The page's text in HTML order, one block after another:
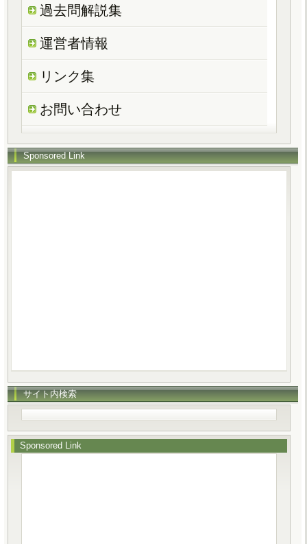
過去問解説集
運営者情報
リンク集
お問い合わせ
Sponsored Link
サイト内検索
Sponsored Link